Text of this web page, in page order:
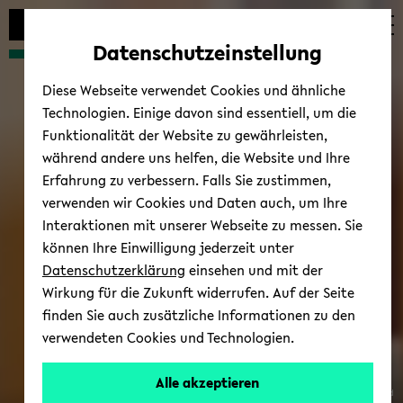
Automatische
vermeiden
zum
wechseln
zum
wechseln
zum
wechseln
© Uni­ver­si­tät Bie­le­feld
Datenschutzeinstellung
Diese Webseite verwendet Cookies und ähnliche
Technologien. Einige davon sind essentiell, um die
Funktionalität der Website zu gewährleisten,
während andere uns helfen, die Website und Ihre
Erfahrung zu verbessern. Falls Sie zustimmen,
verwenden wir Cookies und Daten auch, um Ihre
Interaktionen mit unserer Webseite zu messen. Sie
können Ihre Einwilligung jederzeit unter
Datenschutzerklärung einsehen und mit der
Wirkung für die Zukunft widerrufen. Auf der Seite
finden Sie auch zusätzliche Informationen zu den
verwendeten Cookies und Technologien.
Alle akzeptieren